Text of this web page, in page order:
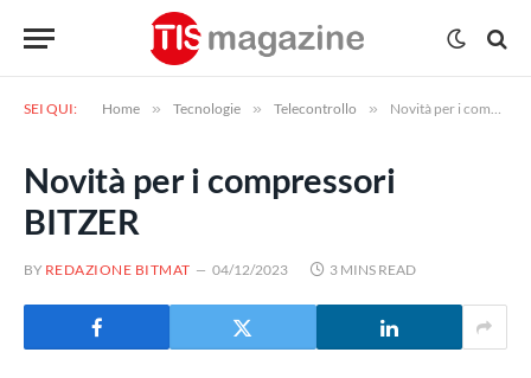
SEI QUI: Home » Tecnologie » Telecontrollo » Novità per i compressori BITZER
Novità per i compressori
BITZER
BY REDAZIONE BITMAT 04/12/2023 3 MINS READ